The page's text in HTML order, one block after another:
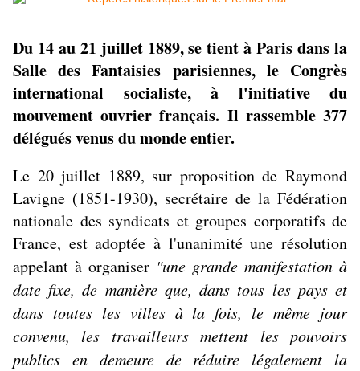
Du 14 au 21 juillet 1889, se tient à Paris dans la
Salle des Fantaisies parisiennes, le Congrès
international socialiste, à l'initiative du
mouvement ouvrier français. Il rassemble 377
délégués venus du monde entier.
Le 20 juillet 1889, sur proposition de Raymond
Lavigne (1851-1930), secrétaire de la Fédération
nationale des syndicats et groupes corporatifs de
France, est adoptée à l'unanimité une résolution
appelant à organiser "une grande manifestation à
date fixe, de manière que, dans tous les pays et
dans toutes les villes à la fois, le même jour
convenu, les travailleurs mettent les pouvoirs
publics en demeure de réduire légalement la